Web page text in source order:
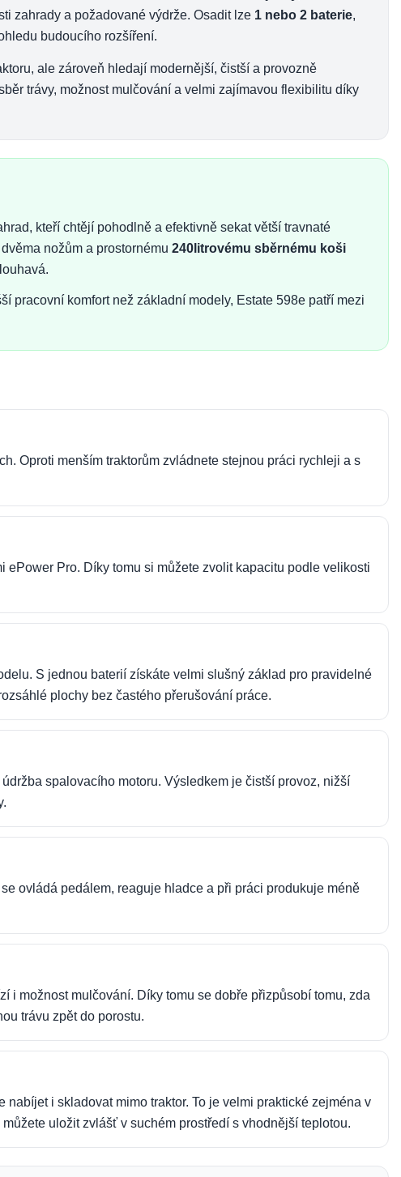
zahrady a požadované výdrže. Osadit lze 1 nebo 2 baterie,
budoucího rozšíření.
ale zároveň hledají modernější, čistší a provozně
trávy, možnost mulčování a velmi zajímavou flexibilitu díky
kteří chtějí pohodlně a efektivně sekat větší travnaté
dvěma nožům a prostornému 240litrovému sběrnému koši
pracovní komfort než základní modely, Estate 598e patří mezi
Oproti menším traktorům zvládnete stejnou práci rychleji a s
Pro. Díky tomu si můžete zvolit kapacitu podle velikosti
S jednou baterií získáte velmi slušný základ pro pravidelné
plochy bez častého přerušování práce.
spalovacího motoru. Výsledkem je čistší provoz, nižší
ovládá pedálem, reaguje hladce a při práci produkuje méně
i možnost mulčování. Díky tomu se dobře přizpůsobí tomu, zda
trávu zpět do porostu.
i skladovat mimo traktor. To je velmi praktické zejména v
uložit zvlášť v suchém prostředí s vhodnější teplotou.